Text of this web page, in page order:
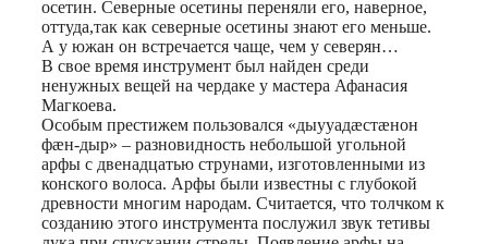
осетин. Северные осетины переняли его, наверное,
оттуда,так как северные осетины знают его меньше.
А у южан он встречается чаще, чем у северян…
В свое время инструмент был найден среди
ненужных вещей на чердаке у мастера Афанасия
Магкоева.
Особым престижем пользовался «дыууадæстæнон
фæн-дыр» – разновидность небольшой угольной
арфы с двенадцатью струнами, изготовленными из
конского волоса. Арфы были известны с глубокой
древности многим народам. Считается, что толчком к
созданию этого инструмента послужил звук тетивы